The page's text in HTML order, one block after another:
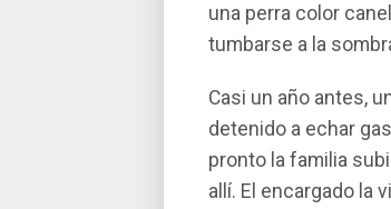
una perra color
tumbarse a la
Casi un año antes,
detenido a echar
pronto la familia
allí­. El encargado la